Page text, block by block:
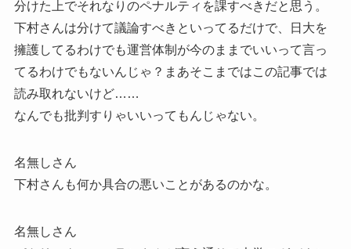
分けた上でそれなりのペナルティを課すべきだと思う。
下村さんは分けて議論すべきといってるだけで、日大を
擁護してるわけでも運営体制が今のままでいいって言っ
てるわけでもないんじゃ？まあそこまではこの記事では
読み取れないけど……
なんでも批判すりゃいいってもんじゃない。
名無しさん
下村さんも何か具合の悪いことがあるのかな。
名無しさん